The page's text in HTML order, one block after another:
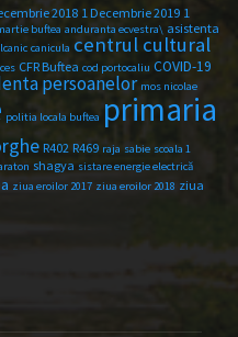
2018 1 Decembrie 2019 1
buftea anduranta ecvestra\ asistenta
canicula centrul cultural
CFR Buftea cod portocaliu COVID-19
persoanelor mos nicolae
politia locala buftea primaria
R402 R469 raja sabie scoala 1
shagya sistare energie electrică
ziua eroilor 2017 ziua eroilor 2018 ziua